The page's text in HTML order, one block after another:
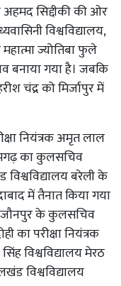
सिद्दीकी की ओर
विश्वविद्यालय,
ज्योतिबा फुले
बनाया गया है। जबकि
चंद्र को मिर्जापुर में
नियंत्रक अमृत लाल
का कुलसचिव
बरेली के
में तैनात किया गया
जौनपुर के कुलसचिव
का परीक्षा नियंत्रक
विश्वविद्यालय मेरठ
विश्वविद्यालय